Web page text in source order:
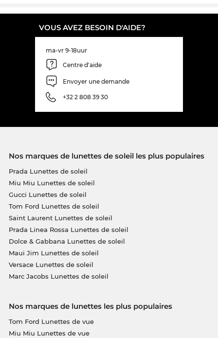
VOUS AVEZ BESOIN D'AIDE?
ma-vr 9-18uur
Centre d'aide
Envoyer une demande
+32 2 808 39 30
Nos marques de lunettes de soleil les plus populaires
Prada Lunettes de soleil
Miu Miu Lunettes de soleil
Gucci Lunettes de soleil
Tom Ford Lunettes de soleil
Saint Laurent Lunettes de soleil
Prada Linea Rossa Lunettes de soleil
Dolce & Gabbana Lunettes de soleil
Maui Jim Lunettes de soleil
Versace Lunettes de soleil
Marc Jacobs Lunettes de soleil
Nos marques de lunettes les plus populaires
Tom Ford Lunettes de vue
Miu Miu Lunettes de vue